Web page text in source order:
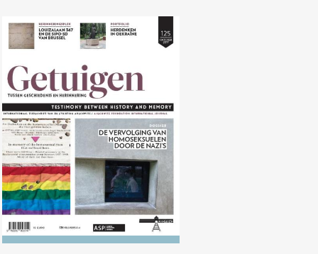
Nr. 125 (10/2017) Vervolging van
homoseksuelen door de nazi's